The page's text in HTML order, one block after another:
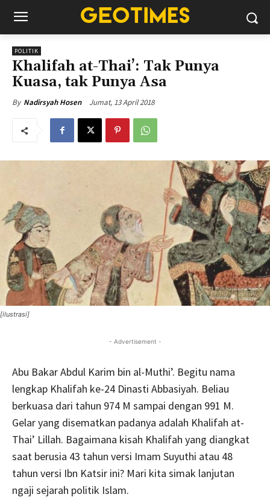
POLITIK
Khalifah at-Thai’: Tak Punya
Kuasa, tak Punya Asa
By Nadirsyah Hosen Jumat, 13 April 2018
[ilustrasi]
- Advertisement -
Abu Bakar Abdul Karim bin al-Muthi’. Begitu nama
lengkap Khalifah ke-24 Dinasti Abbasiyah. Beliau
berkuasa dari tahun 974 M sampai dengan 991 M.
Gelar yang disematkan padanya adalah Khalifah at-
Thai’ Lillah. Bagaimana kisah Khalifah yang diangkat
saat berusia 43 tahun versi Imam Suyuthi atau 48
tahun versi Ibn Katsir ini? Mari kita simak lanjutan
ngaji sejarah politik Islam.